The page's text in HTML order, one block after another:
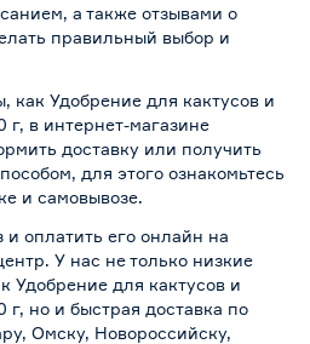
а также отзывами о
правильный выбор и
как Удобрение для кактусов и
г, в интернет-магазине
доставку или получить
для этого ознакомьтесь
и самовывозе.
оплатить его онлайн на
У нас не только низкие
Удобрение для кактусов и
г, но и быстрая доставка по
Омску, Новороссийску,